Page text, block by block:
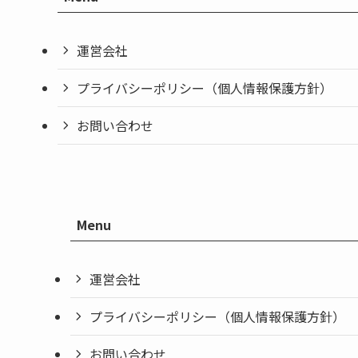
運営会社
プライバシーポリシー（個人情報保護方針）
お問い合わせ
Menu
運営会社
プライバシーポリシー（個人情報保護方針）